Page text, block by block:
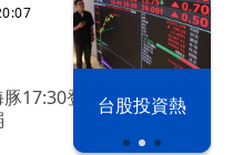
演習 台股投資熱
17:30登陸中國浙江 強